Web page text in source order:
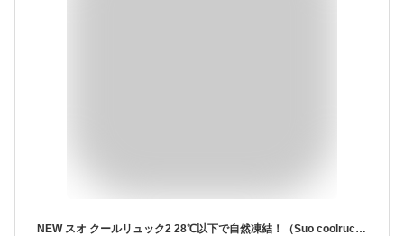
NEW スオ クールリュック2 28℃以下で自然凍結！（Suo coolruck2 28℃ リュック 背中 ひんやり 熱中症対策 暑さ対策 炎天下 アウトドア クール ユニセックス） 【メール便送料無料】【海外×】